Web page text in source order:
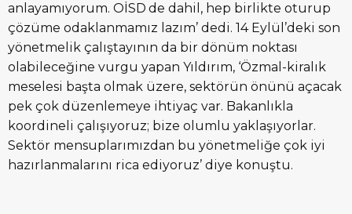
anlayamıyorum. OİSD de dahil, hep birlikte oturup
çözüme odaklanmamız lazım’ dedi. 14 Eylül’deki son
yönetmelik çalıştayının da bir dönüm noktası
olabileceğine vurgu yapan Yıldırım, ‘Özmal-kiralık
meselesi başta olmak üzere, sektörün önünü açacak
pek çok düzenlemeye ihtiyaç var. Bakanlıkla
koordineli çalışıyoruz; bize olumlu yaklaşıyorlar.
Sektör mensuplarımızdan bu yönetmeliğe çok iyi
hazırlanmalarını rica ediyoruz’ diye konuştu.